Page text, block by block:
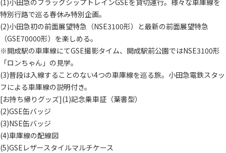
(1)小田急のフラッグシップトレインGSEを貸切運行。様々な車庫線を
特別行路で巡る春休み特別企画。
(2)小田急初の前面展望特急（NSE3100形）と最新の前面展望特急
（GSE70000形）を楽しめる。
※開成駅の車庫線にてGSE撮影タイム、開成駅前公園ではNSE3100形
「ロンちゃん」の見学。
(3)普段は入線することのない4つの車庫線を巡る旅。小田急電鉄スタッ
フによる車庫線の説明付き。
[お持ち帰りグッズ](1)記念乗車証（葉書型）
(2)GSE缶バッジ
(3)NSE缶バッジ
(4)車庫線の配線図
(5)GSEレザースタイルマルチケース